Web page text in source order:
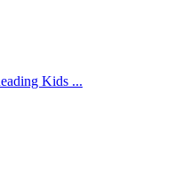
Kids ...